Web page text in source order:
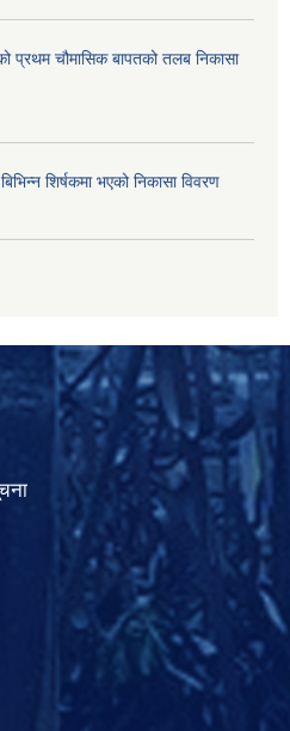
चौमासिक बापतको तलब निकासा
शिर्षकमा भएको निकासा विवरण